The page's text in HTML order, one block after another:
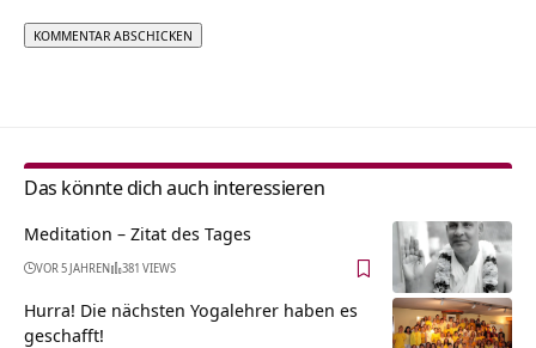
Das könnte dich auch interessieren
Meditation – Zitat des Tages
VOR 5 JAHREN 381 VIEWS
Hurra! Die nächsten Yogalehrer haben es
geschafft!